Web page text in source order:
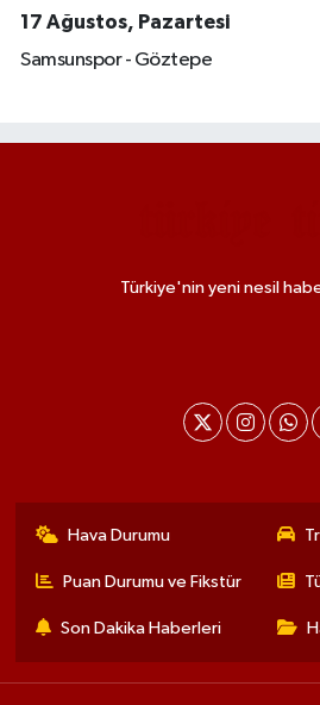
17 Ağustos, Pazartesi
Samsunspor - Göztepe
Türkiye'nin yeni nesil
Hava Durumu
Puan Durumu ve Fikstür
Son Dakika Haberleri